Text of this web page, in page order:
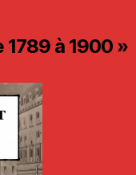
à 1900 »